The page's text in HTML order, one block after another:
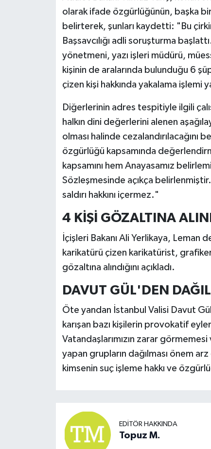
olarak ifade özgürlüğünün, başka bir
belirterek, şunları kaydetti: "Bu
Başsavcılığı adli soruşturma
yönetmeni, yazı işleri müdürü,
kişinin de aralarında bulunduğu 6
çizen kişi hakkında yakalama işlemi
Diğerlerinin adres tespitiyle ilgili
halkın dini değerlerini alenen
olması halinde
özgürlüğü kapsamında
kapsamını hem Anayasamız
Sözleşmesinde açıkça
saldırı hakkını içermez."
4 KİŞİ GÖZALTINA
İçişleri Bakanı Ali Yerlikaya,
karikatürü çizen karikatürist,
gözaltına alındığını açıkladı.
DAVUT GÜL'DEN
Öte yandan İstanbul Valisi Davut
karışan bazı kişilerin provokatif
Vatandaşlarımızın zarar
yapan grupların dağılması önem
kimsenin suç işleme hakkı ve
EDITÖR HAKKINDA
Topuz M.